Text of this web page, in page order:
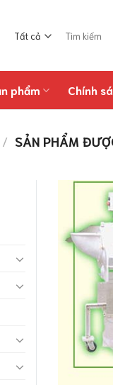
kiếm:
phẩm Chính
/ SẢN PHẨM